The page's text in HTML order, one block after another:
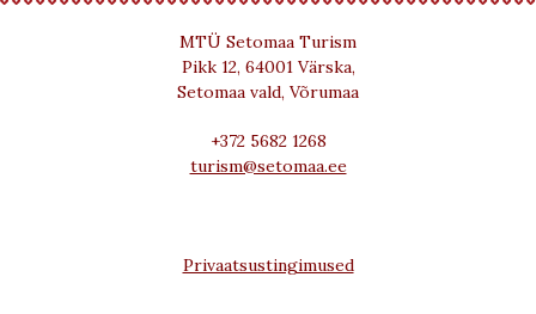
MTÜ Setomaa Turism
Pikk 12, 64001 Värska,
Setomaa vald, Võrumaa
+372 5682 1268
turism@setomaa.ee
Privaatsustingimused